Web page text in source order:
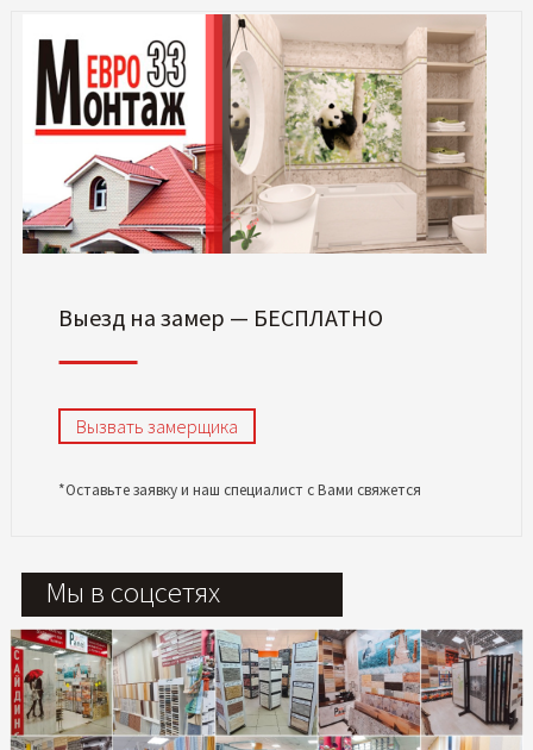
Выезд на замер — БЕСПЛАТНО
Вызвать замерщика
*Оставьте заявку и наш специалист с Вами свяжется
Мы в соцсетях